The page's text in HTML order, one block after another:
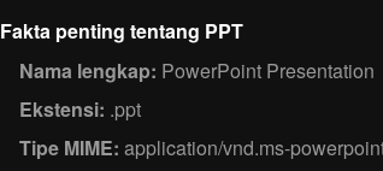
Fakta penting tentang PPT
Nama lengkap: PowerPoint Presentation
Ekstensi: .ppt
Tipe MIME: application/vnd.ms-